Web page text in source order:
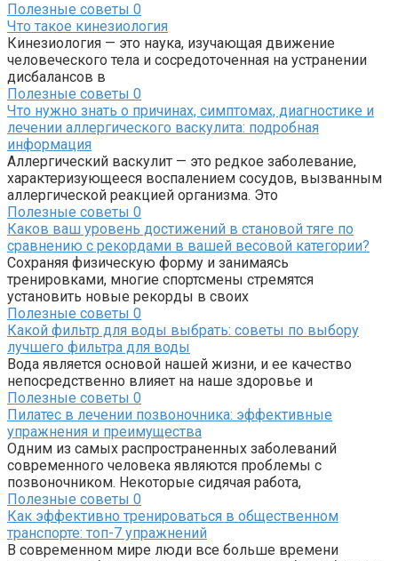
Полезные советы 0
Что такое кинезиология
Кинезиология — это наука, изучающая движение
человеческого тела и сосредоточенная на устранении
дисбалансов в
Полезные советы 0
Что нужно знать о причинах, симптомах, диагностике и
лечении аллергического васкулита: подробная
информация
Аллергический васкулит — это редкое заболевание,
характеризующееся воспалением сосудов, вызванным
аллергической реакцией организма. Это
Полезные советы 0
Каков ваш уровень достижений в становой тяге по
сравнению с рекордами в вашей весовой категории?
Сохраняя физическую форму и занимаясь
тренировками, многие спортсмены стремятся
установить новые рекорды в своих
Полезные советы 0
Какой фильтр для воды выбрать: советы по выбору
лучшего фильтра для воды
Вода является основой нашей жизни, и ее качество
непосредственно влияет на наше здоровье и
Полезные советы 0
Пилатес в лечении позвоночника: эффективные
упражнения и преимущества
Одним из самых распространенных заболеваний
современного человека являются проблемы с
позвоночником. Некоторые сидячая работа,
Полезные советы 0
Как эффективно тренироваться в общественном
транспорте: топ-7 упражнений
В современном мире люди все больше времени